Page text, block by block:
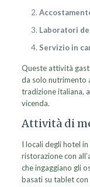
Laboratori
Servizio in
Queste attività
da solo nutrimento
tradizione italiana,
vicenda.
Attività di
I locali degli hotel
ristorazione con
che ingaggiano gli
basati su tablet